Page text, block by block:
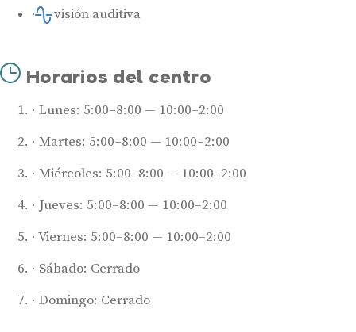
Revisión auditiva
Horarios del centro
Lunes: 5:00–8:00 — 10:00–2:00
Martes: 5:00–8:00 — 10:00–2:00
Miércoles: 5:00–8:00 — 10:00–2:00
Jueves: 5:00–8:00 — 10:00–2:00
Viernes: 5:00–8:00 — 10:00–2:00
Sábado: Cerrado
Domingo: Cerrado